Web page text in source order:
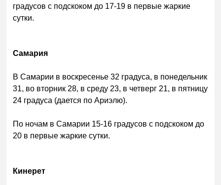
градусов с подскоком до 17-19 в первые жаркие
сутки.
Самария
В Самарии в воскресенье 32 градуса, в понедельник
31, во вторник 28, в среду 23, в четверг 21, в пятницу
24 градуса (дается по Ариэлю).
По ночам в Самарии 15-16 градусов с подскоком до
20 в первые жаркие сутки.
Кинерет